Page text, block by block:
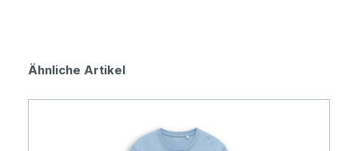
Produktgalerie überspringen
Ähnliche Artikel